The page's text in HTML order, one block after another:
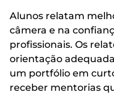
Alunos relatam
câmera e na
profissionais. Os
orientação
um portfólio em
receber mentorias